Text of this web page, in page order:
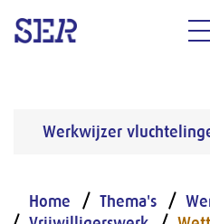
Werkwijzer
Home Thema's